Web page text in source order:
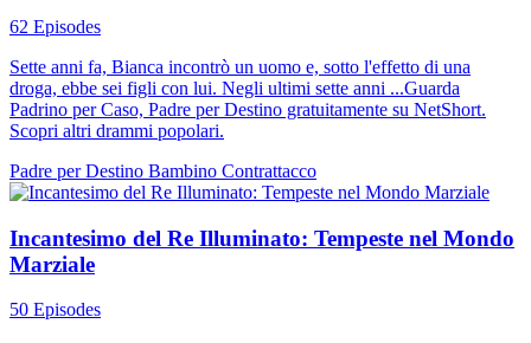
62 Episodes
Sette anni fa, Bianca incontrò un uomo e, sotto l'effetto di una
droga, ebbe sei figli con lui. Negli ultimi sette anni ...Guarda
Padrino per Caso, Padre per Destino gratuitamente su NetShort.
Scopri altri drammi popolari.
Padre per Destino Bambino Contrattacco
Incantesimo del Re Illuminato: Tempeste nel Mondo
Marziale
50 Episodes